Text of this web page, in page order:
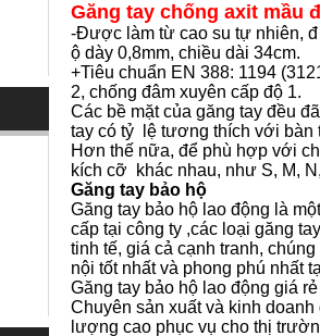
Găng tay chống axit mầu
-Được làm từ cao su tự nhiên, đ
ộ dày 0,8mm, chiều dài 34cm.
+Tiêu chuẩn EN 388: 1194
2, chống đâm xuyên cấp độ 1.
Các bề mặt của găng tay đều
tay có tỷ lệ tương thích với bàn
Hơn thế nữa, để phù hợp với
kích cỡ khác nhau, như S, M,
Găng tay bảo hộ
Găng tay bảo hộ lao động là
cấp tại công ty ,các loại găng
tinh tế, giá cả cạnh tranh,
nội tốt nhất và phong phú nhất
Găng tay bảo hộ lao động giá
Chuyên sản xuất và kinh
lượng cao phục vụ cho thị